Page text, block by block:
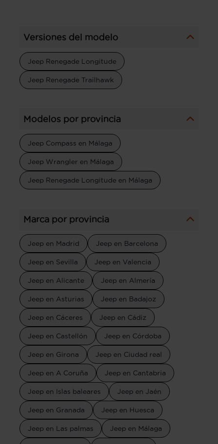
Versiones del modelo
Jeep Renegade Longitude
Jeep Renegade Trailhawk
Modelos por provincia
Jeep Compass en Málaga
Jeep Wrangler en Málaga
Jeep Renegade Longitude en Málaga
Marca por provincia
Jeep en Madrid Jeep en Barcelona
Jeep en Sevilla Jeep en Valencia
Jeep en Alicante Jeep en Almería
Jeep en Asturias Jeep en Badajoz
Jeep en Cáceres Jeep en Cádiz
Jeep en Castellón Jeep en Córdoba
Jeep en Girona Jeep en Ciudad real
Jeep en A Coruña Jeep en Cantabria
Jeep en Islas baleares Jeep en Jaén
Jeep en Granada Jeep en Huesca
Jeep en Las palmas Jeep en Málaga